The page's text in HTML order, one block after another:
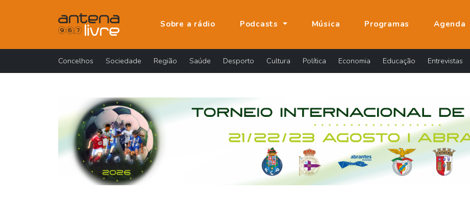
Sobre a rádio Podcasts Música Programas Agenda
Concelhos Sociedade Região Saúde Desporto Cultura Política Economia Educação Entrevistas